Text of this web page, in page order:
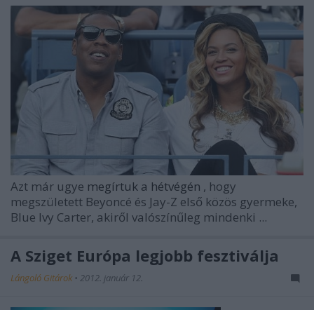
Azt már ugye megírtuk a hétvégén , hogy
megszületett Beyoncé és Jay-Z első közös gyermeke,
Blue Ivy Carter, akiről valószínűleg mindenki ...
A Sziget Európa legjobb fesztiválja
Lángoló Gitárok • 2012. január 12.